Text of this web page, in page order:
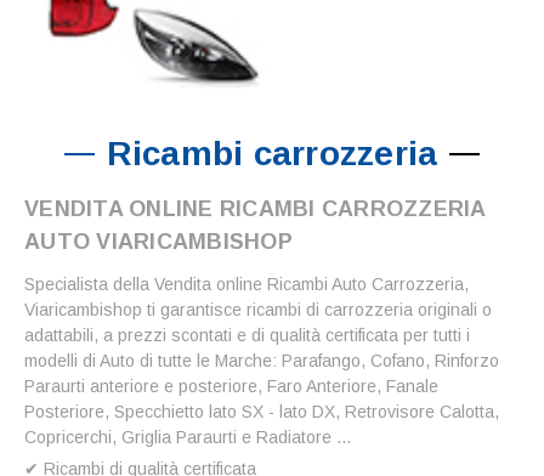
Ricambi carrozzeria
VENDITA ONLINE RICAMBI CARROZZERIA
AUTO VIARICAMBISHOP
Specialista della Vendita online Ricambi Auto Carrozzeria,
Viaricambishop ti garantisce ricambi di carrozzeria originali o
adattabili, a prezzi scontati e di qualità certificata per tutti i
modelli di Auto di tutte le Marche: Parafango, Cofano, Rinforzo
Paraurti anteriore e posteriore, Faro Anteriore, Fanale
Posteriore, Specchietto lato SX - lato DX, Retrovisore Calotta,
Copricerchi, Griglia Paraurti e Radiatore ...
✔ Ricambi di qualità certificata